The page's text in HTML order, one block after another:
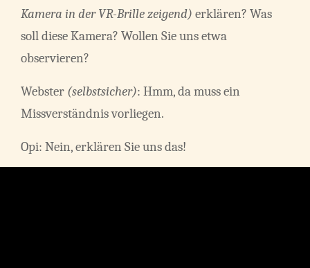
Kamera in der VR-Brille zeigend) erklären? Was
soll diese Kamera? Wollen Sie uns etwa
observieren?
Webster (selbstsicher): Hmm, da muss ein
Missverständnis vorliegen.
Opi: Nein, erklären Sie uns das!